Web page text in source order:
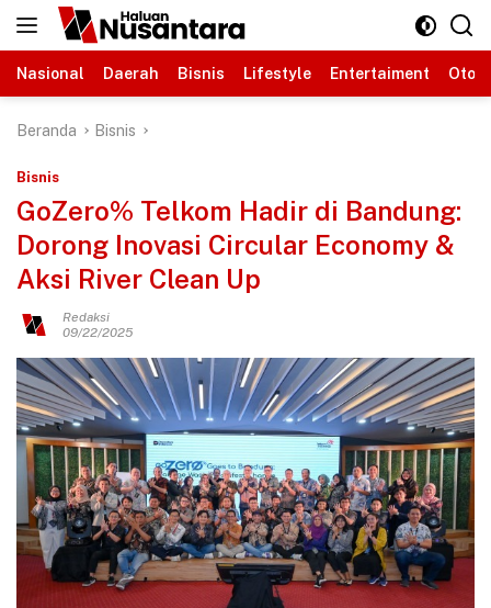
Langsung
Nasional
Daerah Bisnis Lifestyle Entertaiment
Beranda Bisnis
Bisnis
GoZero% Telkom Hadir di Bandung:
Dorong Inovasi Circular Economy &
Aksi River Clean Up
Redaksi
09/22/2025